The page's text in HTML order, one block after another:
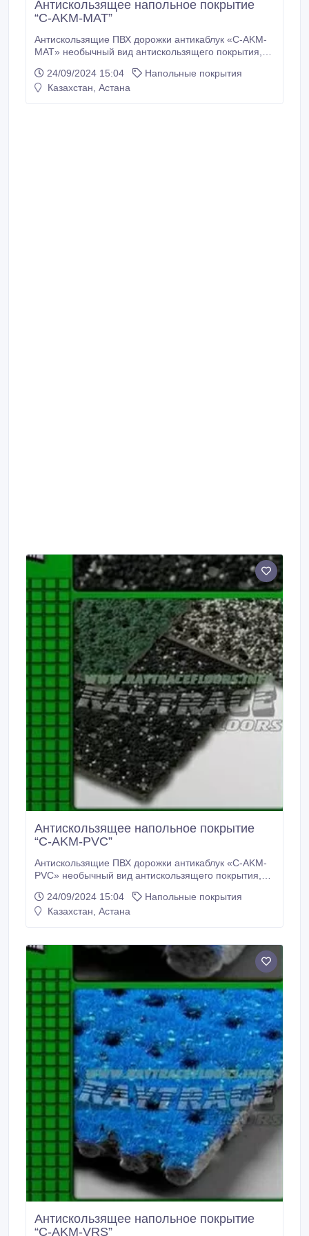
Антискользящее напольное покрытие
“C-AKM-MAT”
Антискользящие ПВХ дорожки антикаблук «C-AKM-
MAT» необычный вид антискользящего покрытия,
фракции также из ПВХ, получается единое
рулонное покрытие из ПВХ. Сплошная структура не
24/09/2024 15:04
Напольные покрытия
Казахстан, Астана
Антискользящее напольное покрытие
“C-AKM-PVC”
Антискользящие ПВХ дорожки антикаблук «C-AKM-
PVC» необычный вид антискользящего покрытия,
поверх нее крошку мелкой фракции также из ПВХ,
получается единое рулонное покрытие из ПВХ.
24/09/2024 15:04
Напольные покрытия
Казахстан, Астана
Антискользящее напольное покрытие
“C-AKM-VRS”